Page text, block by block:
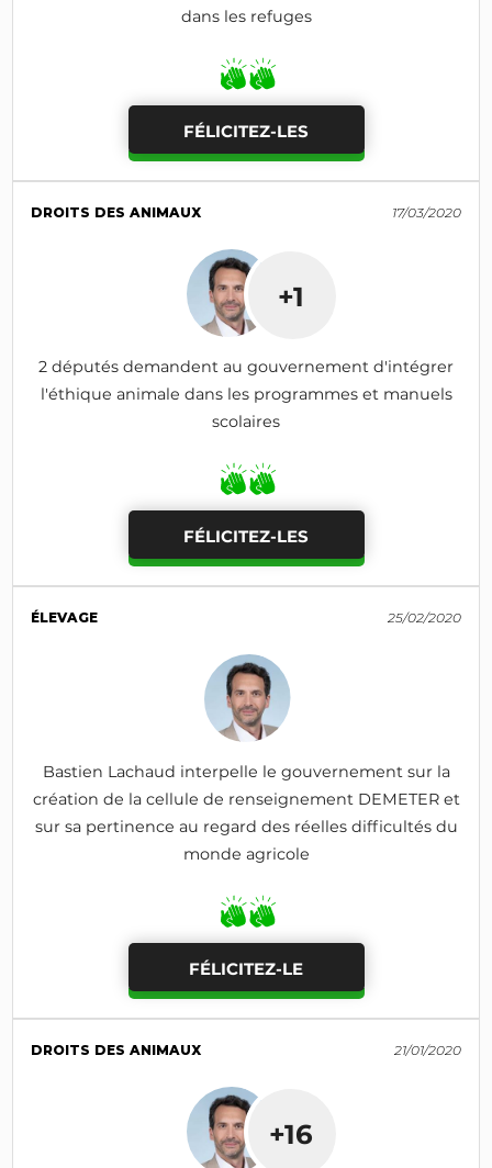
dans les refuges
FÉLICITEZ-LES
DROITS DES ANIMAUX 17/03/2020
+1
2 députés demandent au gouvernement d'intégrer
l'éthique animale dans les programmes et manuels
scolaires
FÉLICITEZ-LES
ÉLEVAGE 25/02/2020
Bastien Lachaud interpelle le gouvernement sur la
création de la cellule de renseignement DEMETER et
sur sa pertinence au regard des réelles difficultés du
monde agricole
FÉLICITEZ-LE
DROITS DES ANIMAUX 21/01/2020
+16